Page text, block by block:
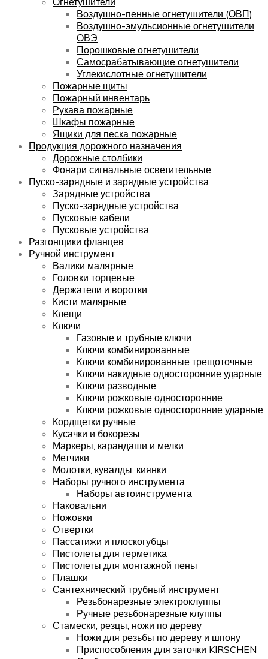
Воздушно-пенные огнетушители (ОВП)
Воздушно-эмульсионные огнетушители
ОВЭ
Порошковые огнетушители
Самосрабатывающие огнетушители
Углекислотные огнетушители
Пожарные щиты
Пожарный инвентарь
Рукава пожарные
Шкафы пожарные
Ящики для песка пожарные
Продукция дорожного назначения
Дорожные столбики
Фонари сигнальные осветительные
Пуско-зарядные и зарядные устройства
Зарядные устройства
Пуско-зарядные устройства
Пусковые кабели
Пусковые устройства
Разгонщики фланцев
Ручной инструмент
Валики малярные
Головки торцевые
Держатели и воротки
Кисти малярные
Клещи
Ключи
Газовые и трубные ключи
Ключи комбинированные
Ключи комбинированные трещоточные
Ключи накидные односторонние ударные
Ключи разводные
Ключи рожковые односторонние
Ключи рожковые односторонние ударные
Кордщетки ручные
Кусачки и бокорезы
Маркеры, карандаши и мелки
Метчики
Молотки, кувалды, киянки
Наборы ручного инструмента
Наборы автоинструмента
Наковальни
Ножовки
Отвертки
Пассатижи и плоскогубцы
Пистолеты для герметика
Пистолеты для монтажной пены
Плашки
Сантехнический трубный инструмент
Резьбонарезные электроклуппы
Ручные резьбонарезные клуппы
Стамески, резцы, ножи по дереву
Ножи для резьбы по дереву и шпону
Приспособления для заточки KIRSCHEN